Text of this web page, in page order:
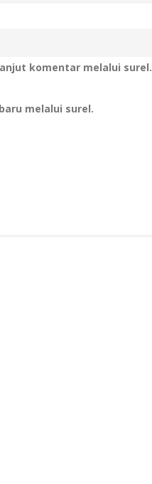
komentar melalui surel.
melalui surel.